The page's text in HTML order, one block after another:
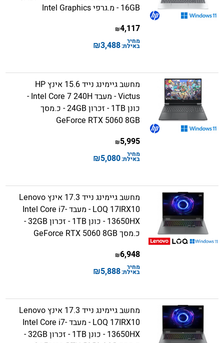
16GB - מ.גרפי Intel Graphics
4,117
₪
מחיר
באילת:3,488
₪
מחשב גיימינג נייד 15.6 אינץ HP
Victus - מעבד Intel Core 7 240H -
כונן 1TB - זכרון 24GB - כ.מסך
GeForce RTX 5060 8GB
5,995
₪
מחיר
באילת:5,080
₪
מחשב גיימינג נייד 17.3 אינץ Lenovo
LOQ 17IRX10 - מעבד Intel Core i7-
13650HX - כונן 1TB - זכרון 32GB -
כ.מסך GeForce RTX 5060 8GB
6,948
₪
מחיר
באילת:5,888
₪
מחשב גיימינג נייד 17.3 אינץ Lenovo
LOQ 17IRX10 - מעבד Intel Core i7-
13650HX - כונן 1TB - זכרון 32GB -